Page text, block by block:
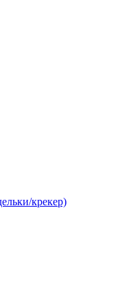
крекер)